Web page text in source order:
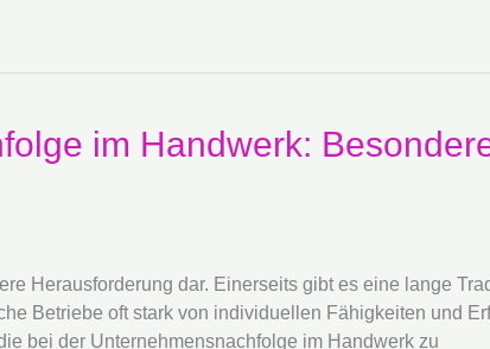
im Handwerk:
Herausforderung dar. Einerseits gibt es eine lange
Betriebe oft stark von individuellen Fähigkeiten und
bei der Unternehmensnachfolge im Handwerk zu